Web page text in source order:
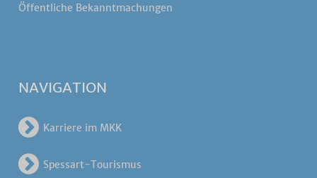
Öffentliche Bekanntmachungen
NAVIGATION
Karriere im MKK
Spessart-Tourismus